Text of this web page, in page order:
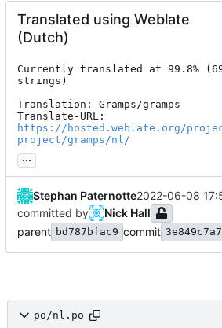
Translated using Weblate
(Dutch)
Currently translated at 99.8%
strings)
Translation: Gramps/gramps
https://hosted.weblate.org/
project/gramps/nl/
...
Stephan Paternotte2022-06-08
committed by
Nick Hall
parent bd787bfac9 commit
po/nl.po